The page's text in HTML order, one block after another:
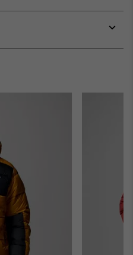
or
or